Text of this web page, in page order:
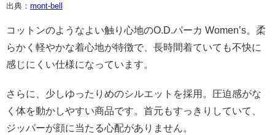
出典： mont-bell
コットンのようなよい触り心地のO.D.パーカ Women’s。柔
らかく軽やかな着心地が特徴で、長時間着ていても不快に
感じにくい仕様になっています。
さらに、少しゆったりめのシルエットを採用。圧迫感がな
く体を動かしやすい商品です。首元もすっきりしていて、
ジッパーが顔に当たる心配がありません。